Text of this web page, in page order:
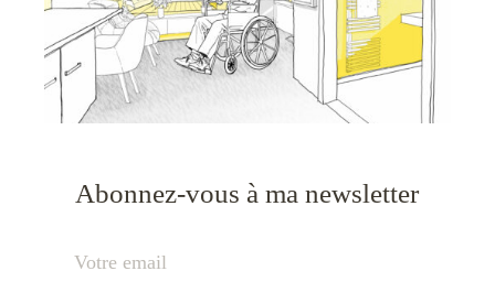
Abonnez-vous à ma newsletter